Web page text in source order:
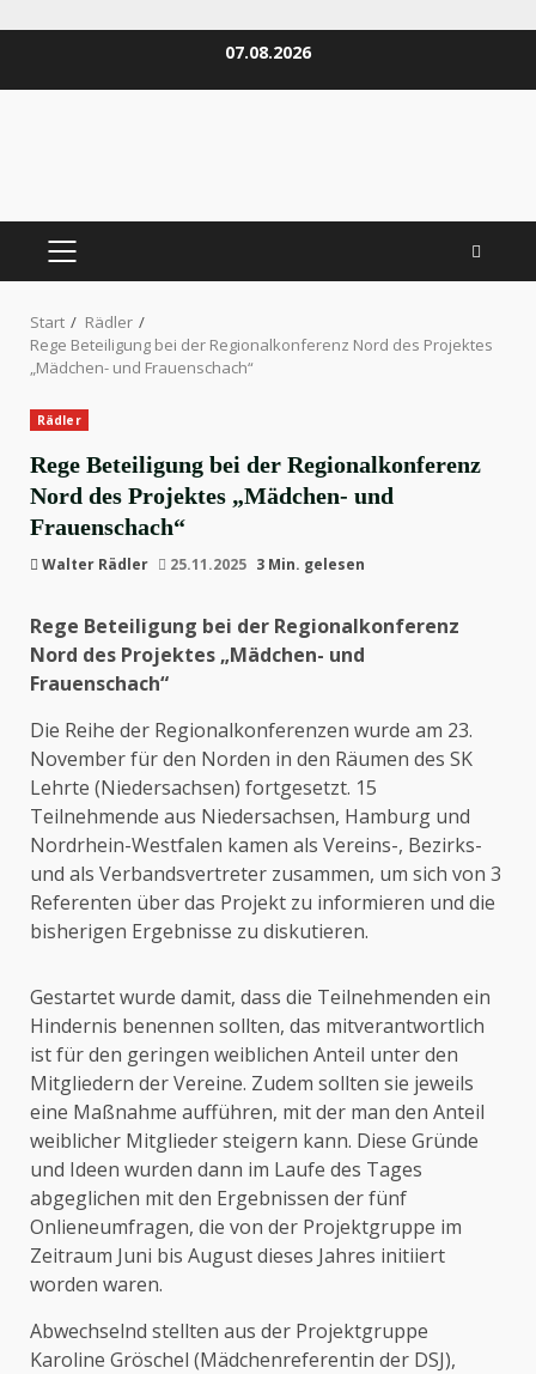
07.08.2026
PRIMÄRES
Start
Rädler
Rege Beteiligung bei der Regionalkonferenz Nord des Projektes
„Mädchen- und Frauenschach“
Rädler
Rege Beteiligung bei der Regionalkonferenz
Nord des Projektes „Mädchen- und
Frauenschach“
Walter Rädler 25.11.2025 3 Min. gelesen
Rege Beteiligung bei der Regionalkonferenz
Nord des Projektes „Mädchen- und
Frauenschach“
Die Reihe der Regionalkonferenzen wurde am 23.
November für den Norden in den Räumen des SK
Lehrte (Niedersachsen) fortgesetzt. 15
Teilnehmende aus Niedersachsen, Hamburg und
Nordrhein-Westfalen kamen als Vereins-, Bezirks-
und als Verbandsvertreter zusammen, um sich von 3
Referenten über das Projekt zu informieren und die
bisherigen Ergebnisse zu diskutieren.
Gestartet wurde damit, dass die Teilnehmenden ein
Hindernis benennen sollten, das mitverantwortlich
ist für den geringen weiblichen Anteil unter den
Mitgliedern der Vereine. Zudem sollten sie jeweils
eine Maßnahme aufführen, mit der man den Anteil
weiblicher Mitglieder steigern kann. Diese Gründe
und Ideen wurden dann im Laufe des Tages
abgeglichen mit den Ergebnissen der fünf
Onlieneumfragen, die von der Projektgruppe im
Zeitraum Juni bis August dieses Jahres initiiert
worden waren.
Abwechselnd stellten aus der Projektgruppe
Karoline Gröschel (Mädchenreferentin der DSJ),